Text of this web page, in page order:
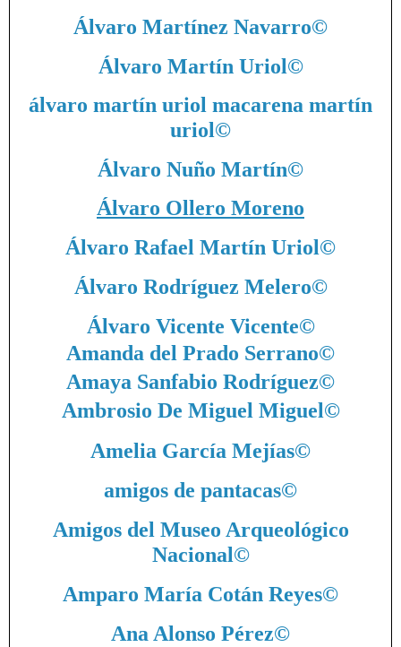
Álvaro Martínez Navarro©
Álvaro Martín Uriol©
álvaro martín uriol macarena martín
uriol©
Álvaro Nuño Martín©
Álvaro Ollero Moreno
Álvaro Rafael Martín Uriol©
Álvaro Rodríguez Melero©
Álvaro Vicente Vicente©
Amanda del Prado Serrano©
Amaya Sanfabio Rodríguez©
Ambrosio De Miguel Miguel©
Amelia García Mejías©
amigos de pantacas©
Amigos del Museo Arqueológico
Nacional©
Amparo María Cotán Reyes©
Ana Alonso Pérez©